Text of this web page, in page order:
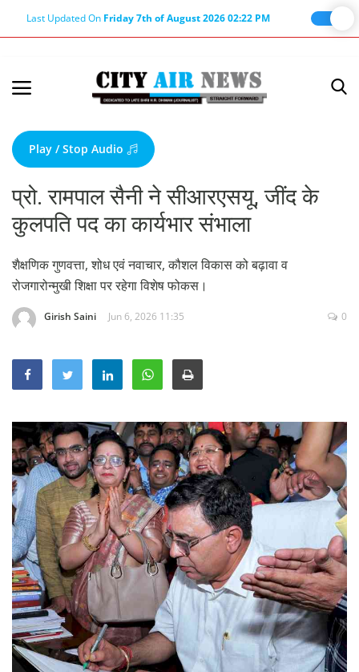
Last Updated On Friday 7th of August 2026 02:22 PM
Terms & Conditions
About Us
About Editor
Nation
Privacy Policy
Punjab
Haryana-Himachal
Education
Lifestyle
Entertainment
Opinion
World
Hindi News
Hindi Literature
Product Launch
Literature
Punjabi News
Play / Stop Audio
प्रो. रामपाल सैनी ने सीआरएसयू, जींद के
कुलपति पद का कार्यभार संभाला
शैक्षणिक गुणवत्ता, शोध एवं नवाचार, कौशल विकास को बढ़ावा व
रोजगारोन्मुखी शिक्षा पर रहेगा विशेष फोकस।
Girish Saini Jun 6, 2026 11:35 0